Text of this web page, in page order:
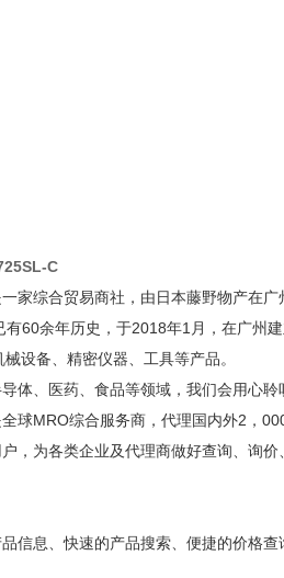
C
家综合贸易商社，由日本藤野物产在广
60余年历史，于2018年1月，在广州建
设备、精密仪器、工具等产品。
体、医药、食品等领域，我们会用心
球MRO综合服务商，代理国内外2，
，为各类企业及代理商做好查询、询价
信息、快速的产品搜索、便捷的价格